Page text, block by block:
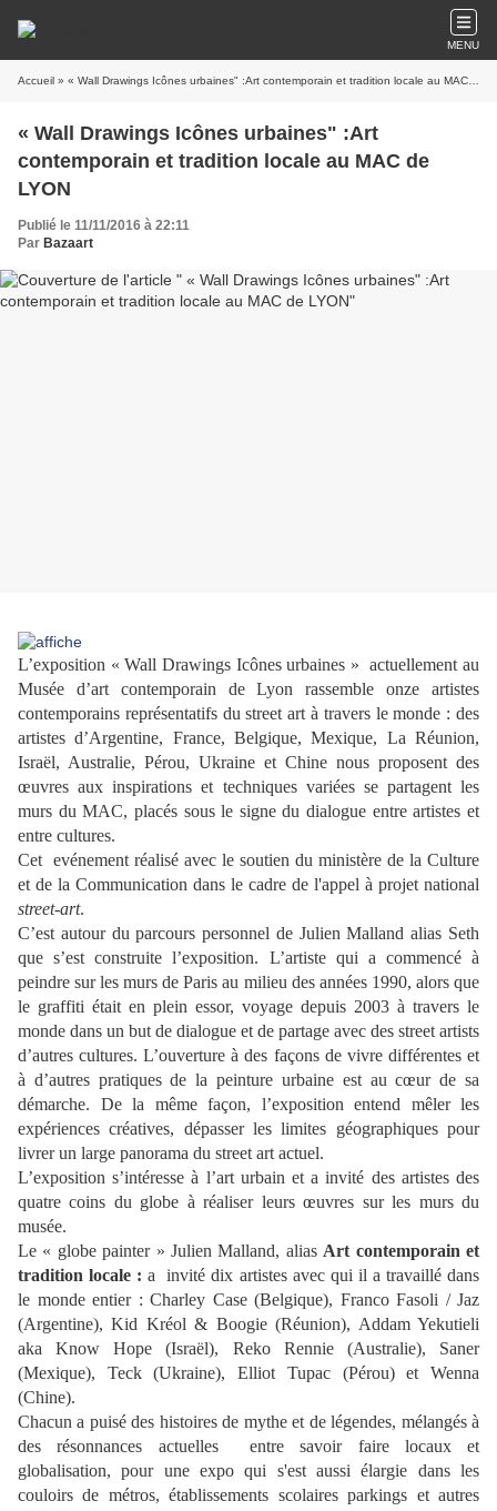
MENU
Accueil » « Wall Drawings Icônes urbaines" :Art contemporain et tradition locale au MAC de LYON
« Wall Drawings Icônes urbaines" :Art
contemporain et tradition locale au MAC de
LYON
Publié le 11/11/2016 à 22:11
Par Bazaart
L’exposition « Wall Drawings Icônes urbaines » actuellement au
Musée d’art contemporain de Lyon rassemble onze artistes
contemporains représentatifs du street art à travers le monde : des
artistes d’Argentine, France, Belgique, Mexique, La Réunion,
Israël, Australie, Pérou, Ukraine et Chine nous proposent des
œuvres aux inspirations et techniques variées se partagent les
murs du MAC, placés sous le signe du dialogue entre artistes et
entre cultures.
Cet evénement réalisé avec le soutien du ministère de la Culture
et de la Communication dans le cadre de l'appel à projet national
street-art.
C’est autour du parcours personnel de Julien Malland alias Seth
que s’est construite l’exposition. L’artiste qui a commencé à
peindre sur les murs de Paris au milieu des années 1990, alors que
le graffiti était en plein essor, voyage depuis 2003 à travers le
monde dans un but de dialogue et de partage avec des street artists
d’autres cultures. L’ouverture à des façons de vivre différentes et
à d’autres pratiques de la peinture urbaine est au cœur de sa
démarche. De la même façon, l’exposition entend mêler les
expériences créatives, dépasser les limites géographiques pour
livrer un large panorama du street art actuel.
L’exposition s’intéresse à l’art urbain et a invité des artistes des
quatre coins du globe à réaliser leurs œuvres sur les murs du
musée.
Le « globe painter » Julien Malland, alias Art contemporain et
tradition locale : a invité dix artistes avec qui il a travaillé dans
le monde entier : Charley Case (Belgique), Franco Fasoli / Jaz
(Argentine), Kid Kréol & Boogie (Réunion), Addam Yekutieli
aka Know Hope (Israël), Reko Rennie (Australie), Saner
(Mexique), Teck (Ukraine), Elliot Tupac (Pérou) et Wenna
(Chine).
Chacun a puisé des histoires de mythe et de légendes, mélangés à
des résonnances actuelles entre savoir faire locaux et
globalisation, pour une expo qui s'est aussi élargie dans les
couloirs de métros, établissements scolaires parkings et autres